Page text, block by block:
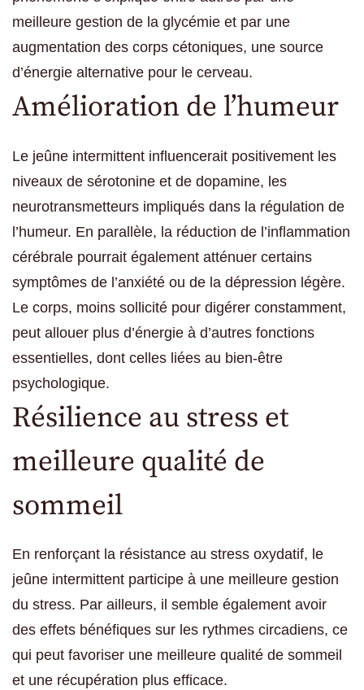
meilleure gestion de la glycémie et par une
augmentation des corps cétoniques, une source
d’énergie alternative pour le cerveau.
Amélioration de l’humeur
Le jeûne intermittent influencerait positivement les
niveaux de sérotonine et de dopamine, les
neurotransmetteurs impliqués dans la régulation de
l’humeur. En parallèle, la réduction de l’inflammation
cérébrale pourrait également atténuer certains
symptômes de l’anxiété ou de la dépression légère.
Le corps, moins sollicité pour digérer constamment,
peut allouer plus d’énergie à d’autres fonctions
essentielles, dont celles liées au bien-être
psychologique.
Résilience au stress et
meilleure qualité de
sommeil
En renforçant la résistance au stress oxydatif, le
jeûne intermittent participe à une meilleure gestion
du stress. Par ailleurs, il semble également avoir
des effets bénéfiques sur les rythmes circadiens, ce
qui peut favoriser une meilleure qualité de sommeil
et une récupération plus efficace.